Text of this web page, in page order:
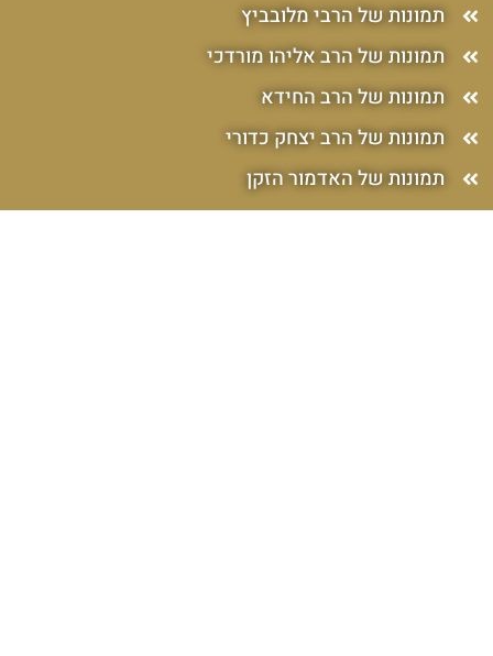
תמונות של הרבי מלובביץ
תמונות של הרב אליהו מורדכי
תמונות של הרב החידא
תמונות של הרב יצחק כדורי
תמונות של האדמור הזקן